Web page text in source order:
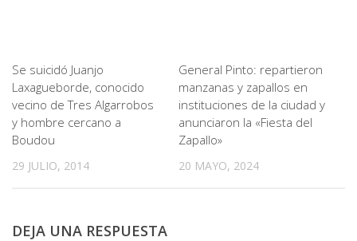
Se suicidó Juanjo
Laxagueborde, conocido
vecino de Tres Algarrobos
y hombre cercano a
Boudou
29 JULIO, 2014
General Pinto: repartieron
manzanas y zapallos en
instituciones de la ciudad y
anunciaron la «Fiesta del
Zapallo»
20 MAYO, 2024
DEJA UNA RESPUESTA